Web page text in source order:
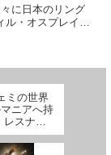
に日本のリング
・オスプレイ。
ミの世界
ニアへ持
レスナー
の間に不